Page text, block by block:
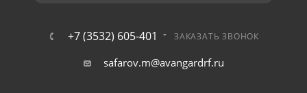
+7 (3532) 605-401 ЗАКАЗАТЬ ЗВОНОК
safarov.m@avangardrf.ru